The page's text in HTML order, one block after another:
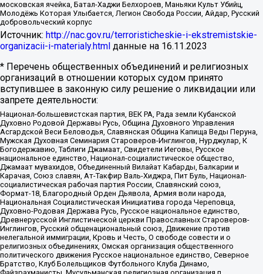
московская ячейка, Батал-Хаджи Белхороев, Маньяки Культ Убийц,
Молодёжь Которая Улыбается, Легион Свобода России, Айдар, Русский
добровольческий корпус
Источник: http://nac.gov.ru/terroristicheskie-i-ekstremistskie-
organizacii-i-materialy.html данные на 16.11.2023
* Перечень общественных объединений и религиозных
организаций в отношении которых судом принято
вступившее в законную силу решение о ликвидации или
запрете деятельности:
Национал-большевистская партия, ВЕК РА, Рада земли Кубанской
Духовно Родовой Державы Русь, Община Духовного Управления
Асгардской Веси Беловодья, Славянская Община Капища Веды Перуна,
Мужская Духовная Семинария Староверов-Инглингов, Нурджулар, К
Богодержавию, Таблиги Джамаат, Свидетели Иеговы, Русское
национальное единство, Национал-социалистическое общество,
Джамаат мувахидов, Объединенный Вилайат Кабарды, Балкарии и
Карачая, Союз славян, Ат-Такфир Валь-Хиджра, Пит Буль, Национал-
социалистическая рабочая партия России, Славянский союз,
Формат-18, Благородный Орден Дьявола, Армия воли народа,
Национальная Социалистическая Инициатива города Череповца,
Духовно-Родовая Держава Русь, Русское национальное единство,
Древнерусской Инглистической церкви Православных Староверов-
Инглингов, Русский общенациональный союз, Движение против
нелегальной иммиграции, Кровь и Честь, О свободе совести и о
религиозных объединениях, Омская организация общественного
политического движения Русское национальное единство, Северное
Братство, Клуб Болельщиков Футбольного Клуба Динамо,
Файзрахманисты, Мусульманская религиозная организация п.